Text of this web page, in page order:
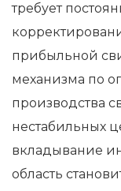
требует
прибыльной
механизма по
производства
нестабильных
вкладывание
область